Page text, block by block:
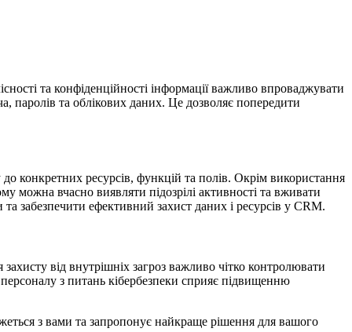
та конфіденційності інформації важливо впроваджувати
паролів та облікових даних. Це дозволяє попередити
конкретних ресурсів, функцій та полів. Окрім використання
можна вчасно виявляти підозрілі активності та вживати
забезпечити ефективний захист даних і ресурсів у CRM.
від внутрішніх загроз важливо чітко контролювати
з питань кібербезпеки сприяє підвищенню
з вами та запропонує найкраще рішення для вашого